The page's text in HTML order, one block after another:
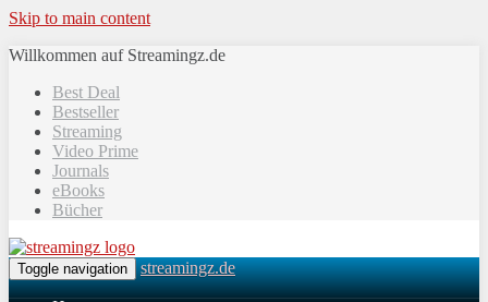
Skip to main content
Willkommen auf Streamingz.de
Best Deal
Bestseller
Streaming
Video Prime
Journals
eBooks
Bücher
Toggle navigation streamingz.de